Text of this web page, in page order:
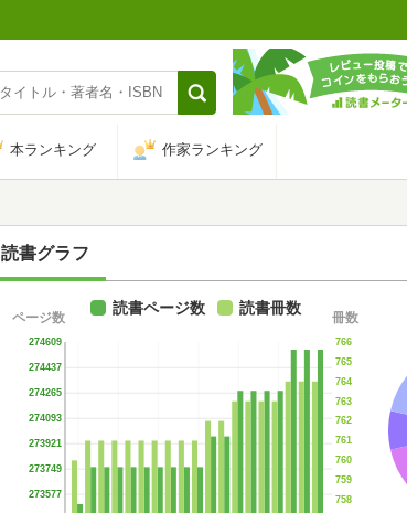
本ランキング 作家ランキング
読書グラフ
273577
273749
273921
274093
274265
274437
274609
ページ数
758
759
760
761
762
763
764
765
766
冊数
読書ページ数 読書冊数